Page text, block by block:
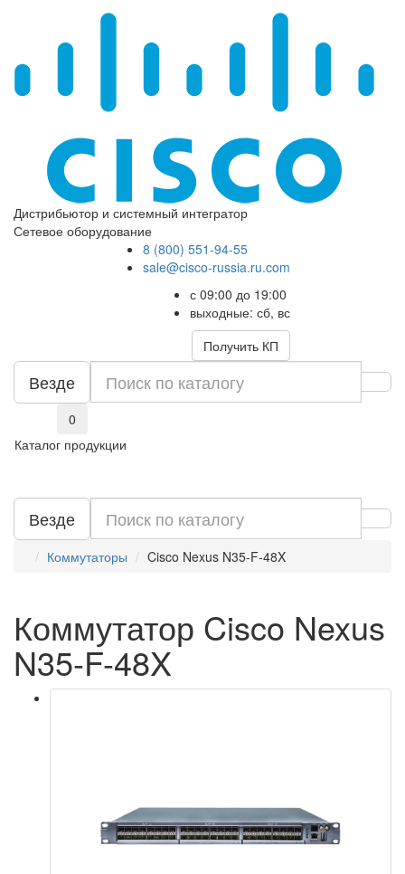
Дистрибьютор и системный интегратор
Сетевое оборудование
8 (800) 551-94-55
sale@cisco-russia.ru.com
с 09:00 до 19:00
выходные: сб, вс
Получить КП
Везде
0
Каталог продукции
Везде
Коммутаторы Cisco Nexus N35-F-48X
Коммутатор Cisco Nexus
N35-F-48X